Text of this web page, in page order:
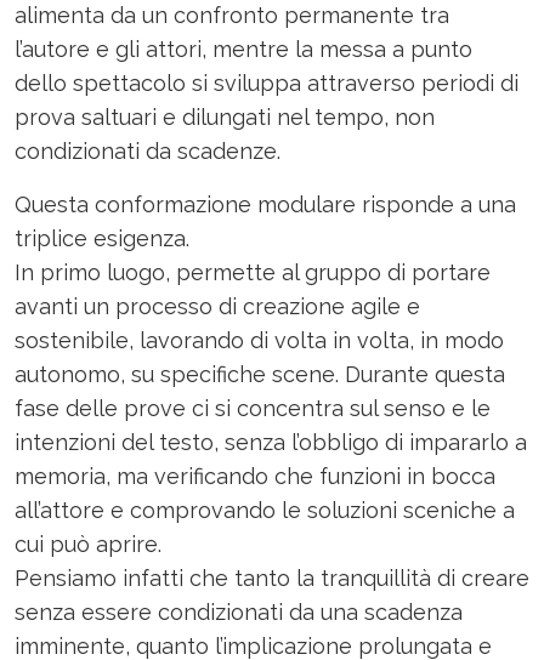
alimenta da un confronto permanente tra
l’autore e gli attori, mentre la messa a punto
dello spettacolo si sviluppa attraverso periodi di
prova saltuari e dilungati nel tempo, non
condizionati da scadenze.
Questa conformazione modulare risponde a una
triplice esigenza.
In primo luogo, permette al gruppo di portare
avanti un processo di creazione agile e
sostenibile, lavorando di volta in volta, in modo
autonomo, su specifiche scene. Durante questa
fase delle prove ci si concentra sul senso e le
intenzioni del testo, senza l’obbligo di impararlo a
memoria, ma verificando che funzioni in bocca
all’attore e comprovando le soluzioni sceniche a
cui può aprire.
Pensiamo infatti che tanto la tranquillità di creare
senza essere condizionati da una scadenza
imminente, quanto l’implicazione prolungata e